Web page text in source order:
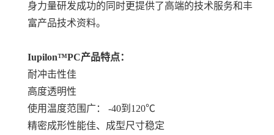
身力量研发成功的同时更提供了高端的技术服务和丰
富产品技术资料。
Iupilon™PC产品特点：
耐冲击性佳
高度透明性
使用温度范围广： -40到120℃
精密成形性能佳、成型尺寸稳定